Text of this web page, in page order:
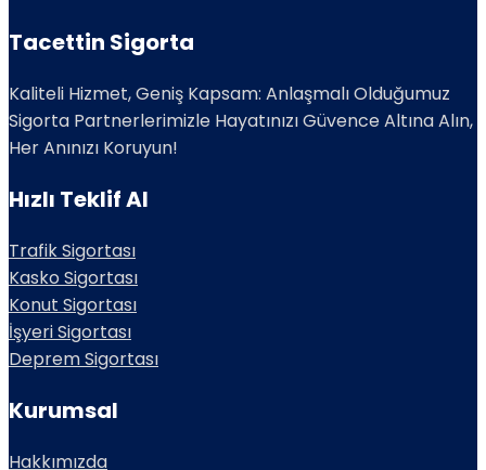
Tacettin Sigorta
Kaliteli Hizmet, Geniş Kapsam: Anlaşmalı Olduğumuz
Sigorta Partnerlerimizle Hayatınızı Güvence Altına Alın,
Her Anınızı Koruyun!
Hızlı Teklif Al
Trafik Sigortası
Kasko Sigortası
Konut Sigortası
İşyeri Sigortası
Deprem Sigortası
Kurumsal
Hakkımızda